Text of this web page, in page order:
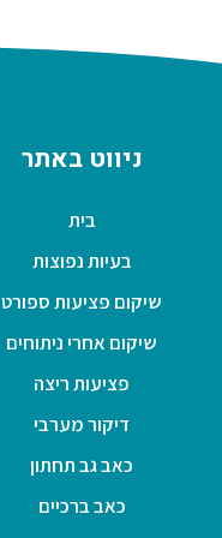
ניווט באתר
בית
בעיות נפוצות
שיקום פציעות ספורט
שיקום אחרי ניתוחים
פציעות ריצה
דיקור מערבי
כאב גב תחתון
כאב ברכיים